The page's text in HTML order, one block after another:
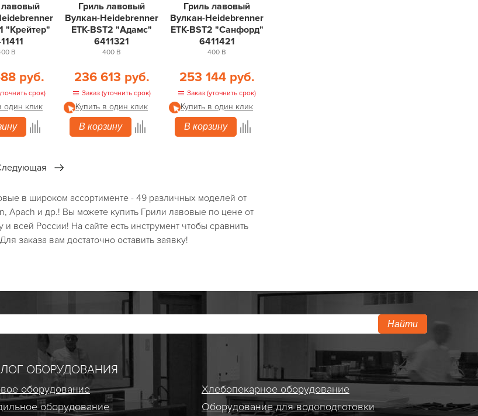
лавовый
"Крейтер"
В
руб.
срок)
один клик
Гриль лавовый
Вулкан-Heidebrenner
ETK-BST2 "Адамс"
6411321
400 В
236 613 руб.
Заказ (уточнить срок)
Купить в один клик
В корзину
Гриль лавовый
Вулкан-Heidebrenner
ETK-BST2 "Санфорд"
6411421
400 В
253 144 руб.
Заказ (уточнить срок)
Купить в один клик
В корзину
в широком ассортименте - 49 различных моделей от
Apach и др.! Вы можете купить Грили лавовые по цене от
всей России! На сайте есть инструмент чтобы сравнить
заказа вам достаточно оставить заявку!
Найти
ОБОРУДОВАНИЯ
оборудование
оборудование
Хлебопекарное оборудование
Оборудование для водоподготовки